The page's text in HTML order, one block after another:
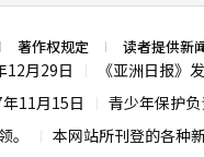
著作权规定 读者提供新
12月29日 《亚洲日报》
11月15日
青少年保护
。
本网站所刊登的各种